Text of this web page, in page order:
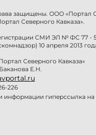
защищены. ООО «Портал
Северного Кавказа».
СМИ ЭЛ № ФС 77 -
10 апреля 2013
Северного Кавказа»
Е.Н.
226
информации гиперссылка на